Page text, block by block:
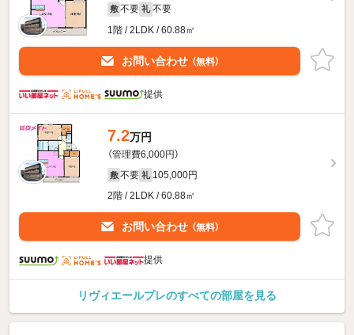
敷 不要 礼 不要
1階 / 2LDK / 60.88㎡
お問い合わせ （無料）
提供
7.2万円
（管理費6,000円）
敷 不要 礼 105,000円
2階 / 2LDK / 60.88㎡
お問い合わせ （無料）
提供
リヴィエールプレのすべての部屋を見る